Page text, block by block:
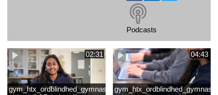
Podcasts
02:31
gym_htx_ordblindhed_gymnasiet
04:43